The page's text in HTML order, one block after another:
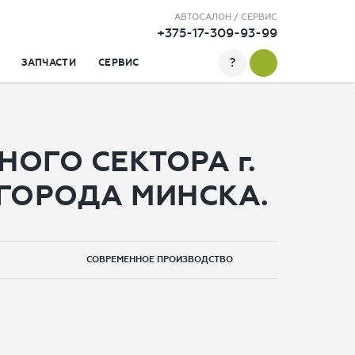
АВТОСАЛОН / СЕРВИС
+375-17-309-93-99
ЗАПЧАСТИ СЕРВИС ?
СЕКТОРА г.
МИНСКА.
СОВРЕМЕННОЕ ПРОИЗВОДСТВО